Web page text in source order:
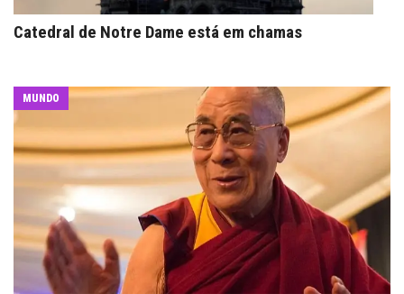
Catedral de Notre Dame está em chamas
MUNDO